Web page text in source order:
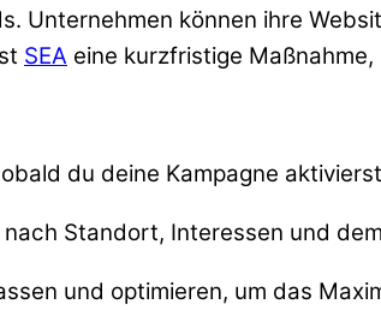
Unternehmen können ihre
SEA eine kurzfristige
du deine Kampagne
Standort, Interessen und
und optimieren, um das